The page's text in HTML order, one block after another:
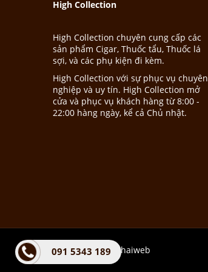
High Collection
High Collection chuyên cung cấp các
sản phẩm Cigar, Thuốc tẩu, Thuốc lá
sợi, và các phụ kiện đi kèm.
High Collection với sự phục vụ chuyên
nghiệp và uy tín. High Collection mở
cửa và phục vụ khách hàng từ 8:00 -
22:00 hàng ngày, kể cả Chủ nhật.
Design by Trienkhaiweb
091 5343 189